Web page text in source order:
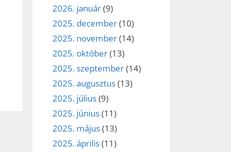
2026. január(9)
2025. december(10)
2025. november(14)
2025. október(13)
2025. szeptember(14)
2025. augusztus(13)
2025. július(9)
2025. június(11)
2025. május(13)
2025. április(11)